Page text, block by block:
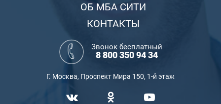
ОБ МБА СИТИ
КОНТАКТЫ
Звонок бесплатный
8 800 350 94 34
Г. Москва, Проспект Мира 150, 1-й этаж